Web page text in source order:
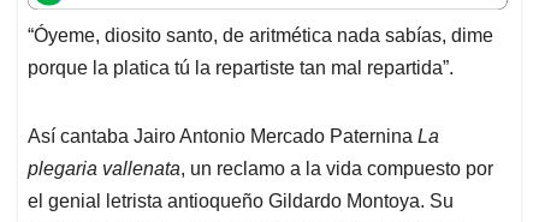
t
s
A
p
e
b
o
k
k
e
d
n
i
l
e
a
d
“Óyeme, diosito santo, de aritmética nada sabías, dime
porque la platica tú la repartiste tan mal repartida”.
Así cantaba Jairo Antonio Mercado Paternina La
plegaria vallenata, un reclamo a la vida compuesto por
el genial letrista antioqueño Gildardo Montoya. Su